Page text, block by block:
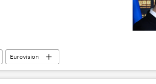
Eurovision